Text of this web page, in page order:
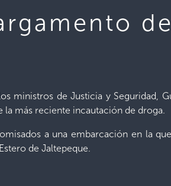
ministros de Justicia y Seguridad,
la más reciente incautación de droga.
a una embarcación en la
de Jaltepeque.